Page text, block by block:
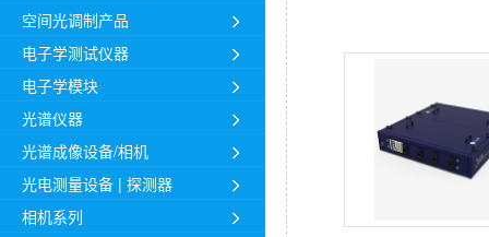
空间光调制产品
电子学测试仪器
电子学模块
光谱仪器
光谱成像设备/相机
光电测量设备 | 探测器
相机系列